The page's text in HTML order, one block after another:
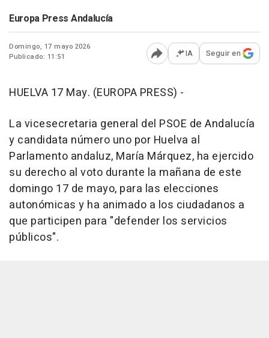
Europa Press Andalucía
Domingo, 17 mayo 2026
Publicado: 11:51
Abrir opciones para
IA Seguir en
HUELVA 17 May. (EUROPA PRESS) -
La vicesecretaria general del PSOE de Andalucía
y candidata número uno por Huelva al
Parlamento andaluz, María Márquez, ha ejercido
su derecho al voto durante la mañana de este
domingo 17 de mayo, para las elecciones
autonómicas y ha animado a los ciudadanos a
que participen para "defender los servicios
públicos".